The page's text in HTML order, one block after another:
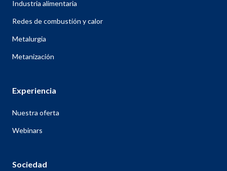
Industria alimentaria
Redes de combustión y calor
Metalurgia
Metanización
Experiencia
Nuestra oferta
Webinars
Sociedad